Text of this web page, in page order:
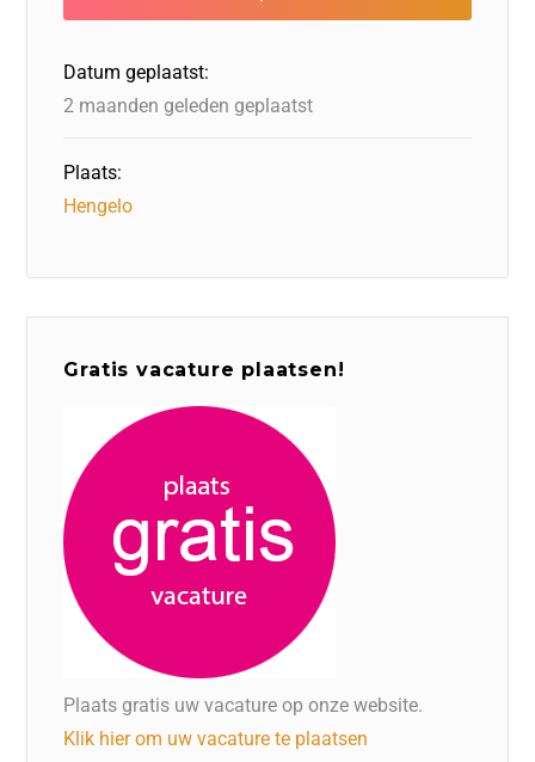
Datum geplaatst:
2 maanden geleden geplaatst
Plaats:
Hengelo
Gratis vacature plaatsen!
Plaats gratis uw vacature op onze website.
Klik hier om uw vacature te plaatsen